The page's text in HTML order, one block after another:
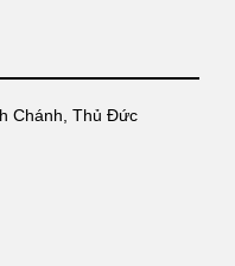
Chánh, Thủ Đức